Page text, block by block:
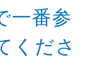
一番参
くださ